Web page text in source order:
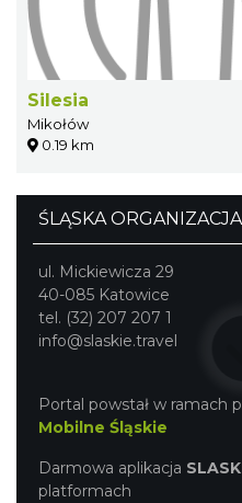
Silesia
Mikołów
0.19 km
ŚLĄSKA
ul. Mickiewicza 29
40-085 Katowice
tel. (32) 207 207 1
info@slaskie.travel
Portal powstał w ramach
Mobilne Śląskie
Darmowa aplikacja
platformach